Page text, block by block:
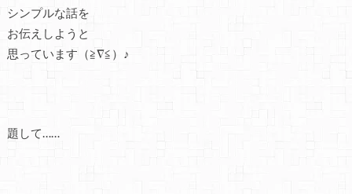
シンプルな話を
お伝えしようと
思っています（≧∇≦）♪
題して……